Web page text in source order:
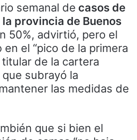
semanal de casos de
provincia de Buenos
50%, advirtió, pero el
el “pico de la primera
titular de la cartera
subrayó la
las medidas de
que si bien el